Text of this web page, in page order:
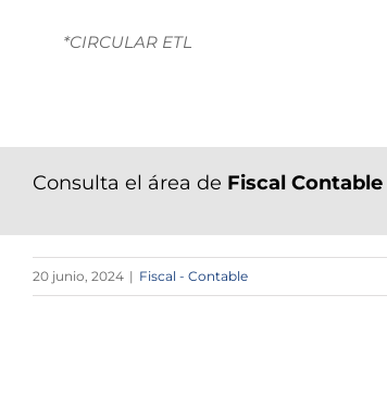
*CIRCULAR ETL
Consulta el área de Fiscal Contable
20 junio, 2024 | Fiscal - Contable